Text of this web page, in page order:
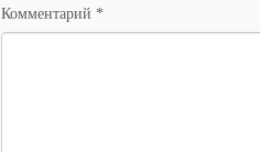
Комментарий *